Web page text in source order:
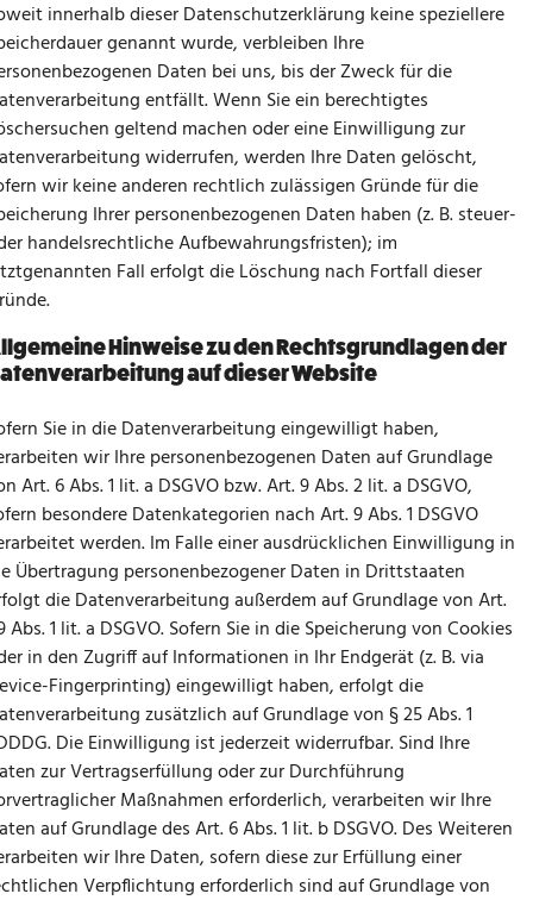
innerhalb dieser Datenschutzerklärung keine speziellere
genannt wurde, verbleiben Ihre
Daten bei uns, bis der Zweck für die
entfällt. Wenn Sie ein berechtigtes
geltend machen oder eine Einwilligung zur
widerrufen, werden Ihre Daten gelöscht,
wir keine anderen rechtlich zulässigen Gründe für die
Ihrer personenbezogenen Daten haben (z. B. steuer-
handelsrechtliche Aufbewahrungsfristen); im
Fall erfolgt die Löschung nach Fortfall dieser
Hinweise zu den Rechtsgrundlagen der
auf dieser Website
Sie in die Datenverarbeitung eingewilligt haben,
wir Ihre personenbezogenen Daten auf Grundlage
Art. 6 Abs. 1 lit. a DSGVO bzw. Art. 9 Abs. 2 lit. a DSGVO,
besondere Datenkategorien nach Art. 9 Abs. 1 DSGVO
werden. Im Falle einer ausdrücklichen Einwilligung in
Übertragung personenbezogener Daten in Drittstaaten
die Datenverarbeitung außerdem auf Grundlage von Art.
Abs. 1 lit. a DSGVO. Sofern Sie in die Speicherung von Cookies
in den Zugriff auf Informationen in Ihr Endgerät (z. B. via
Fingerprinting) eingewilligt haben, erfolgt die
zusätzlich auf Grundlage von § 25 Abs. 1
Die Einwilligung ist jederzeit widerrufbar. Sind Ihre
zur Vertragserfüllung oder zur Durchführung
Maßnahmen erforderlich, verarbeiten wir Ihre
auf Grundlage des Art. 6 Abs. 1 lit. b DSGVO. Des Weiteren
wir Ihre Daten, sofern diese zur Erfüllung einer
Verpflichtung erforderlich sind auf Grundlage von